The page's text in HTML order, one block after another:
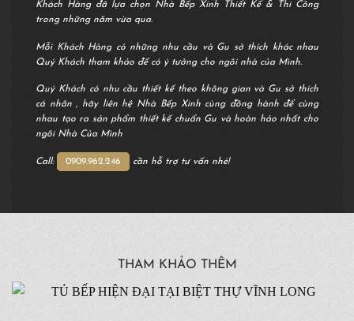
Khách Hàng đã lựa chọn Nhà Bếp Xinh Thiết Kế & Thi Công
trong những năm vừa qua.
Mỗi Khách Hàng có những nhu cầu và Gu sở thích khác nhau
Quý Khách tham khảo để có ý tưởng cho ngôi nhà của Mình.
Quý Khách có nhu cầu thiết kế theo không gian và Gu sở thích
cá nhân , hãy liên hệ Nhà Bếp Xinh cùng đồng hành để cùng
nhau tạo ra sản phẩm thiết kế chuẩn Gu và hoàn hảo nhất cho
ngôi Nhà Của Mình
Call: 0909.962.246 cần hỗ trợ tư vấn nhé!
THAM KHẢO THÊM